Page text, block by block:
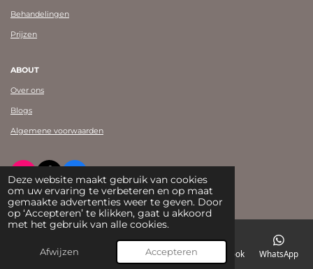
Deze website maakt gebruik van cookies
om uw ervaring te verbeteren en op maat
gemaakte advertenties weer te geven. Door
op ‘Accepteren’ te klikken, gaat u akkoord
met het gebruik van alle cookies.
Afwijzen Accepteren
Behandelingen
Prijzen
ABOUT
Over ons
Blogs
Algemene voorwaarden
I
n
s
t
a
T
i
k
T
o
k
F
a
c
e
b
k
© Beauty by Tanja Shearman 2023
E-mailadres Telefoonnummer Kaart Facebook WhatsApp